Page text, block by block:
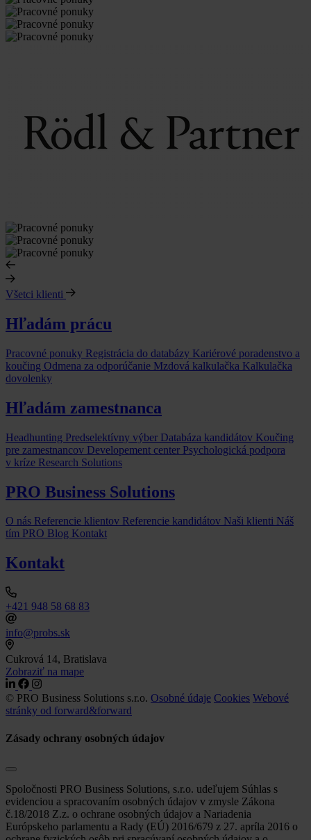
Všetci klienti
Hľadám prácu
Pracovné ponuky Registrácia do databázy Kariérové poradenstvo a
koučing Odmena za odporúčanie Mzdová kalkulačka Kalkulačka
dovolenky
Hľadám zamestnanca
Headhunting Predselektívny výber Databáza kandidátov Koučing
pre zamestnancov Developement center Psychologická podpora
v kríze Research Solutions
PRO Business Solutions
O nás Referencie klientov Referencie kandidátov Naši klienti Náš
tím PRO Blog Kontakt
Kontakt
+421 948 58 68 83
info@probs.sk
Cukrová 14, Bratislava
Zobraziť na mape
© PRO Business Solutions s.r.o. Osobné údaje Cookies Webové
stránky od forward&forward
Zásady ochrany osobných údajov
Spoločnosti PRO Business Solutions, s.r.o. udeľujem Súhlas s
evidenciou a spracovaním osobných údajov v zmysle Zákona
č.18/2018 Z.z. o ochrane osobných údajov a Nariadenia
Európskeho parlamentu a Rady (EÚ) 2016/679 z 27. apríla 2016 o